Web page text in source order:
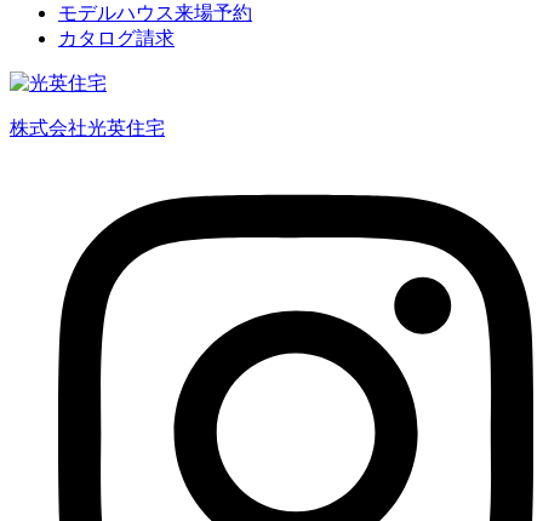
モデルハウス来場予約
カタログ請求
株式会社光英住宅